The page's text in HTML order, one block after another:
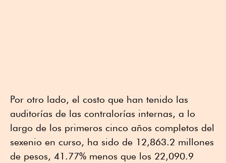
Por otro lado, el costo que han tenido las
auditorías de las contralorías internas, a lo
largo de los primeros cinco años completos del
sexenio en curso, ha sido de 12,863.2 millones
de pesos, 41.77% menos que los 22,090.9